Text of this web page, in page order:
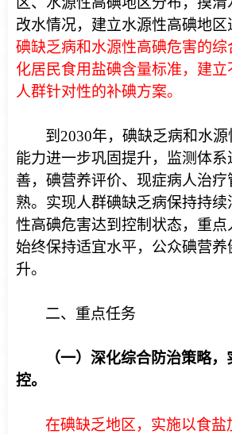
改水情况，建立水源性高碘地区
碘缺乏病和水源性高碘危害的综
化居民食用盐碘含量标准，建立
人群针对性的补碘方案。
到2030年，碘缺乏病和水
能力进一步巩固提升，监测体
善，碘营养评价、现症病人治
熟。实现人群碘缺乏病保持持
性高碘危害达到控制状态，重点
始终保持适宜水平，公众碘营养
升。
二、重点任务
（一）深化综合防治策略
控。
在碘缺乏地区，实施以食盐